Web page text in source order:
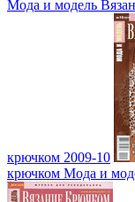
Мода и модель
крючком 2009-10
крючком Мода и